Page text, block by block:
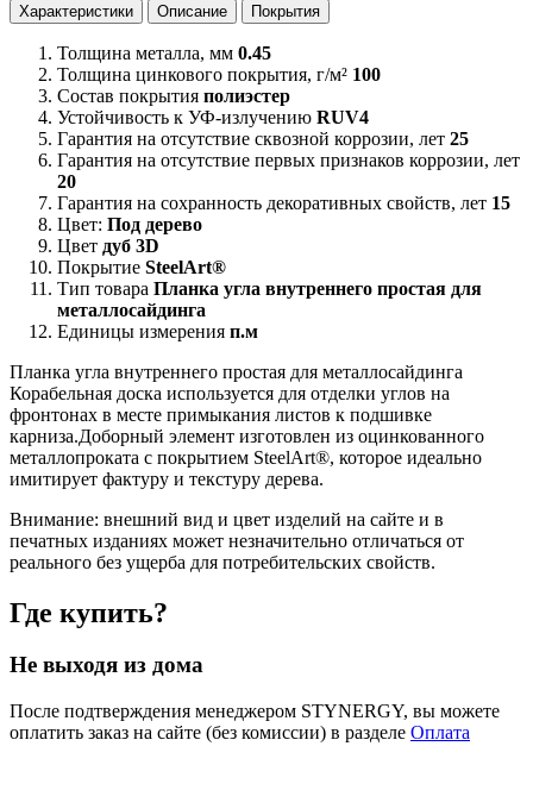
Характеристики Описание Покрытия
Толщина металла, мм 0.45
Толщина цинкового покрытия, г/м² 100
Состав покрытия полиэстер
Устойчивость к УФ-излучению RUV4
Гарантия на отсутствие сквозной коррозии, лет 25
Гарантия на отсутствие первых признаков коррозии, лет
20
Гарантия на сохранность декоративных свойств, лет 15
Цвет: Под дерево
Цвет дуб 3D
Покрытие SteelArt®
Тип товара Планка угла внутреннего простая для
металлосайдинга
Единицы измерения п.м
Планка угла внутреннего простая для металлосайдинга
Корабельная доска используется для отделки углов на
фронтонах в месте примыкания листов к подшивке
карниза.Доборный элемент изготовлен из оцинкованного
металлопроката с покрытием SteelArt®, которое идеально
имитирует фактуру и текстуру дерева.
Внимание: внешний вид и цвет изделий на сайте и в
печатных изданиях может незначительно отличаться от
реального без ущерба для потребительских свойств.
Где купить?
Не выходя из дома
После подтверждения менеджером STYNERGY, вы можете
оплатить заказ на сайте (без комиссии) в разделе Оплата